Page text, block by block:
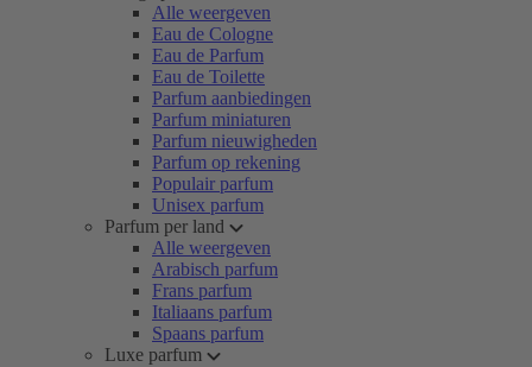
Alle weergeven
Eau de Cologne
Eau de Parfum
Eau de Toilette
Parfum aanbiedingen
Parfum miniaturen
Parfum nieuwigheden
Parfum op rekening
Populair parfum
Unisex parfum
Parfum per land
Alle weergeven
Arabisch parfum
Frans parfum
Italiaans parfum
Spaans parfum
Luxe parfum